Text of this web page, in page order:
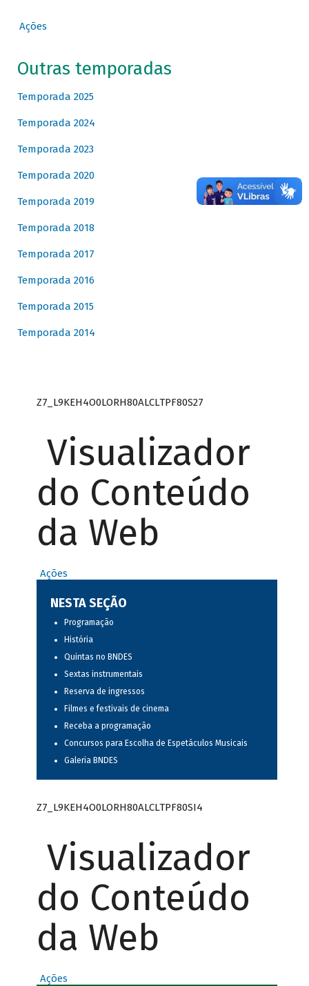
Ações
Outras temporadas
Temporada 2025
Temporada 2024
Temporada 2023
Temporada 2020
Temporada 2019
Temporada 2018
Temporada 2017
Temporada 2016
Temporada 2015
Temporada 2014
Z7_L9KEH4O0LORH80ALCLTPF80S27
Visualizador
do Conteúdo
da Web
Ações
NESTA SEÇÃO
Programação
História
Quintas no BNDES
Sextas instrumentais
Reserva de ingressos
Filmes e festivais de cinema
Receba a programação
Concursos para Escolha de Espetáculos Musicais
Galeria BNDES
Z7_L9KEH4O0LORH80ALCLTPF80SI4
Visualizador
do Conteúdo
da Web
Ações